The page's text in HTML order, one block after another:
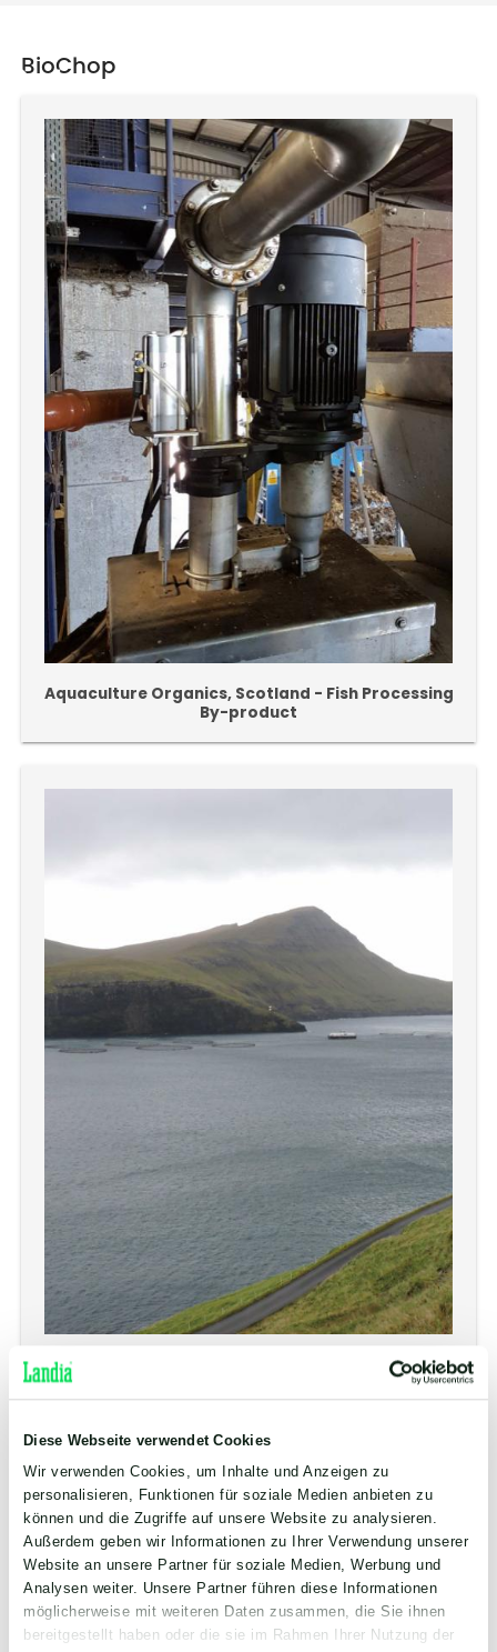
Diese Webseite verwendet Cookies
Wir verwenden Cookies, um Inhalte und Anzeigen zu
personalisieren, Funktionen für soziale Medien anbieten zu
können und die Zugriffe auf unsere Website zu analysieren.
Außerdem geben wir Informationen zu Ihrer Verwendung unserer
Website an unsere Partner für soziale Medien, Werbung und
Analysen weiter. Unsere Partner führen diese Informationen
möglicherweise mit weiteren Daten zusammen, die Sie ihnen
bereitgestellt haben oder die sie im Rahmen Ihrer Nutzung der
BioChop
Aquaculture Organics, Scotland - Fish Processing
By-product
Faroe Island - Fish Silage from waste